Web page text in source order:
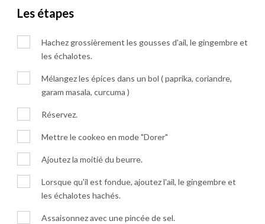
Les étapes
Hachez grossièrement les gousses d'ail, le gingembre et
les échalotes.
Mélangez les épices dans un bol ( paprika, coriandre,
garam masala, curcuma )
Réservez.
Mettre le cookeo en mode "Dorer"
Ajoutez la moitié du beurre.
Lorsque qu'il est fondue, ajoutez l'ail, le gingembre et
les échalotes hachés.
Assaisonnez avec une pincée de sel.